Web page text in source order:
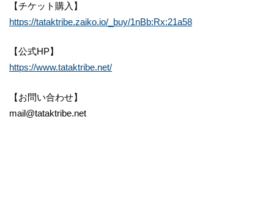
【チケット購入】
https://tataktribe.zaiko.io/_buy/1nBb:Rx:21a58
【公式HP】
https://www.tataktribe.net/
【お問い合わせ】
mail@tataktribe.net